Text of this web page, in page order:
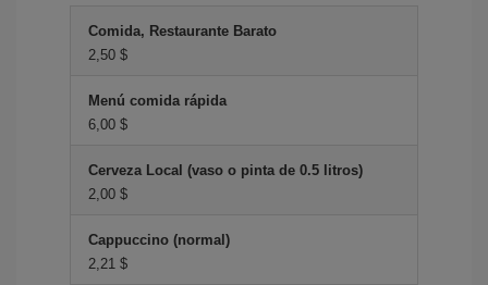
Comida, Restaurante Barato
2,50 $
Menú comida rápida
6,00 $
Cerveza Local (vaso o pinta de 0.5 litros)
2,00 $
Cappuccino (normal)
2,21 $